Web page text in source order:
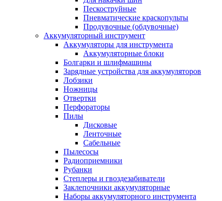
Пескоструйные
Пневматические краскопульты
Продувочные (обдувочные)
Аккумуляторный инструмент
Аккумуляторы для инструмента
Аккумуляторные блоки
Болгарки и шлифмашины
Зарядные устройства для аккумуляторов
Лобзики
Ножницы
Отвертки
Перфораторы
Пилы
Дисковые
Ленточные
Сабельные
Пылесосы
Радиоприемники
Рубанки
Степлеры и гвоздезабиватели
Заклепочники аккумуляторные
Наборы аккумуляторного инструмента